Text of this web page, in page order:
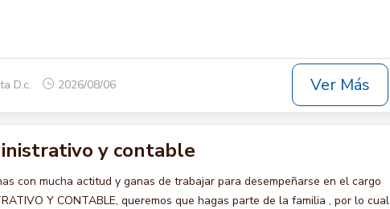
D.c. 2026/08/06 Ver Más
y contable
con mucha actitud y ganas de trabajar para desempeñarse en el cargo
Y CONTABLE, queremos que hagas parte de la familia , por lo cual